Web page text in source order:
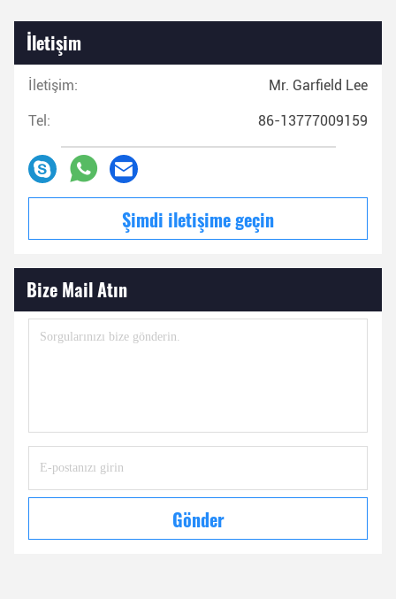
İletişim
İletişim: Mr. Garfield Lee
Tel: 86-13777009159
Şimdi iletişime geçin
Bize Mail Atın
Gönder